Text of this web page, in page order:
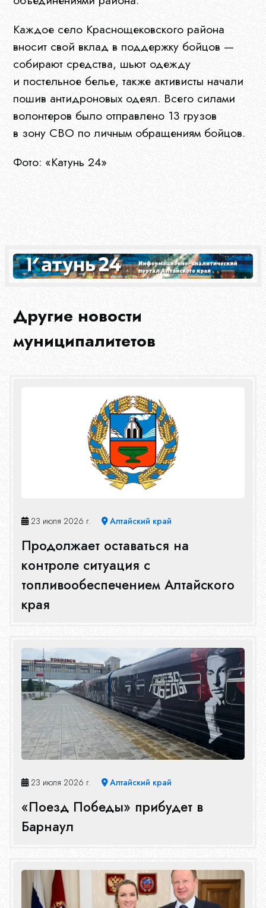
Главная
О
нас
Ограны
МСУ
Документы
Эфир
Журнал
Каждое село Краснощековского района
вносит свой вклад в поддержку бойцов —
собирают средства, шьют одежду
и постельное белье, также активисты начали
пошив антидроновых одеял. Всего силами
волонтеров было отправлено 13 грузов
в зону СВО по личным обращениям бойцов.
Фото: «Катунь 24»
Другие новости
муниципалитетов
23 июля 2026 г. Алтайский край
Продолжает оставаться на
контроле ситуация с
топливообеспечением Алтайского
края
23 июля 2026 г. Алтайский край
«Поезд Победы» прибудет в
Барнаул